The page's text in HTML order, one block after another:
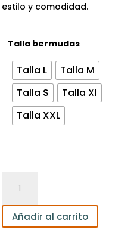
estilo y comodidad.
Talla bermudas
Talla L
Talla M
Talla S
Talla Xl
Talla XXL
Hombre
cantidad
Añadir al carrito